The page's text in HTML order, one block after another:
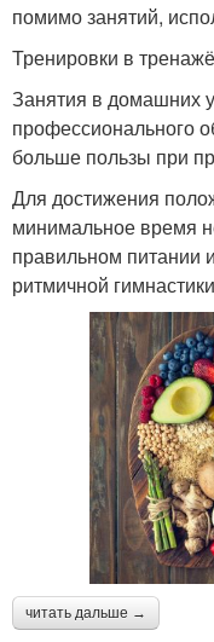
помимо занятий,
Тренировки в
Занятия в домашних
профессионального
больше пользы при
Для достижения
минимальное время
правильном питании
ритмичной
читать дальше →